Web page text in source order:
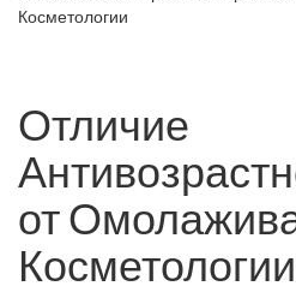
Косметологии
Отличие
от
Косметологии